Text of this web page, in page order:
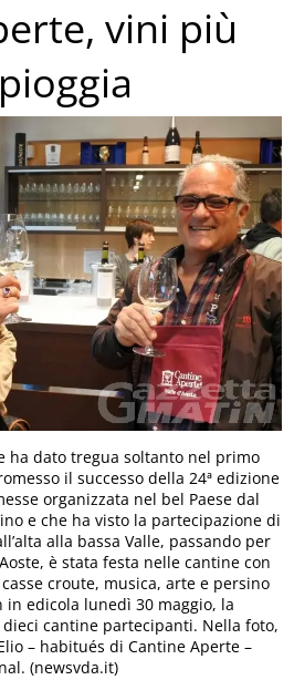
vini più
ha dato tregua soltanto nel primo
il successo della 24ª edizione
organizzata nel bel Paese dal
e che ha visto la partecipazione di
alla bassa Valle, passando per
è stata festa nelle cantine con
croute, musica, arte e persino
in edicola lunedì 30 maggio, la
cantine partecipanti. Nella foto,
– habitués di Cantine Aperte –
(newsvda.it)